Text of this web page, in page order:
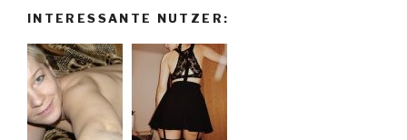
INTERESSANTE NUTZER: